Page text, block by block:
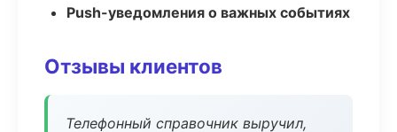
Push-уведомления о важных событиях
Отзывы клиентов
Телефонный справочник выручил,